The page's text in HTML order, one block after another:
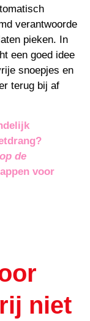
verantwoorde
pieken. In
een goed idee
snoepjes en
terug bij af
de
voor
niet